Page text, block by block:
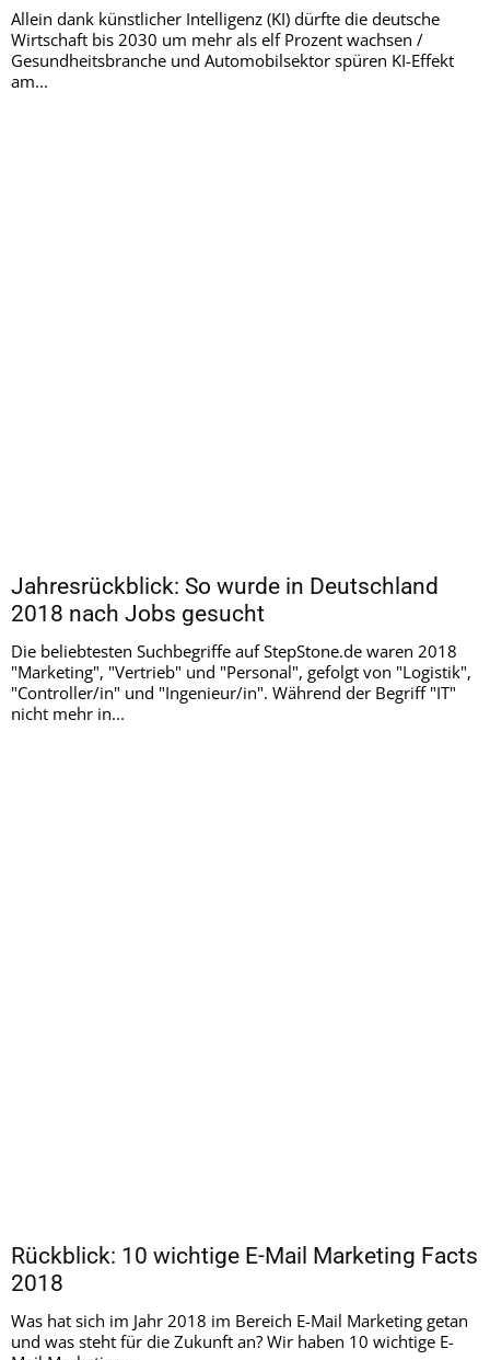
Allein dank künstlicher Intelligenz (KI) dürfte die deutsche
Wirtschaft bis 2030 um mehr als elf Prozent wachsen /
Gesundheitsbranche und Automobilsektor spüren KI-Effekt
am...
Jahresrückblick: So wurde in Deutschland
2018 nach Jobs gesucht
Die beliebtesten Suchbegriffe auf StepStone.de waren 2018
"Marketing", "Vertrieb" und "Personal", gefolgt von "Logistik",
"Controller/in" und "Ingenieur/in". Während der Begriff "IT"
nicht mehr in...
Rückblick: 10 wichtige E-Mail Marketing Facts
2018
Was hat sich im Jahr 2018 im Bereich E-Mail Marketing getan
und was steht für die Zukunft an? Wir haben 10 wichtige E-